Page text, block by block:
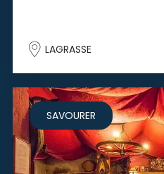
LAGRASSE
SAVOURER